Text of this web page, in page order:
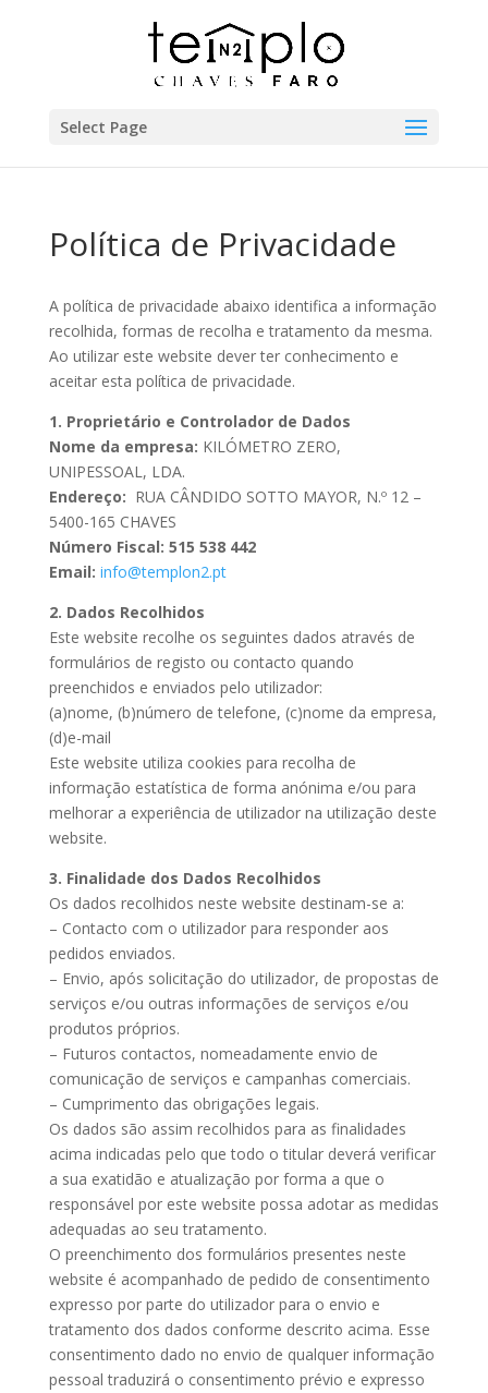
Select Page
Política de Privacidade
A política de privacidade abaixo identifica a informação
recolhida, formas de recolha e tratamento da mesma.
Ao utilizar este website dever ter conhecimento e
aceitar esta política de privacidade.
1. Proprietário e Controlador de Dados
Nome da empresa: KILÓMETRO ZERO,
UNIPESSOAL, LDA.
Endereço: RUA CÂNDIDO SOTTO MAYOR, N.º 12 –
5400-165 CHAVES
Número Fiscal: 515 538 442
Email: info@templon2.pt
2. Dados Recolhidos
Este website recolhe os seguintes dados através de
formulários de registo ou contacto quando
preenchidos e enviados pelo utilizador:
(a)nome, (b)número de telefone, (c)nome da empresa,
(d)e-mail
Este website utiliza cookies para recolha de
informação estatística de forma anónima e/ou para
melhorar a experiência de utilizador na utilização deste
website.
3. Finalidade dos Dados Recolhidos
Os dados recolhidos neste website destinam-se a:
– Contacto com o utilizador para responder aos
pedidos enviados.
– Envio, após solicitação do utilizador, de propostas de
serviços e/ou outras informações de serviços e/ou
produtos próprios.
– Futuros contactos, nomeadamente envio de
comunicação de serviços e campanhas comerciais.
– Cumprimento das obrigações legais.
Os dados são assim recolhidos para as finalidades
acima indicadas pelo que todo o titular deverá verificar
a sua exatidão e atualização por forma a que o
responsável por este website possa adotar as medidas
adequadas ao seu tratamento.
O preenchimento dos formulários presentes neste
website é acompanhado de pedido de consentimento
expresso por parte do utilizador para o envio e
tratamento dos dados conforme descrito acima. Esse
consentimento dado no envio de qualquer informação
pessoal traduzirá o consentimento prévio e expresso